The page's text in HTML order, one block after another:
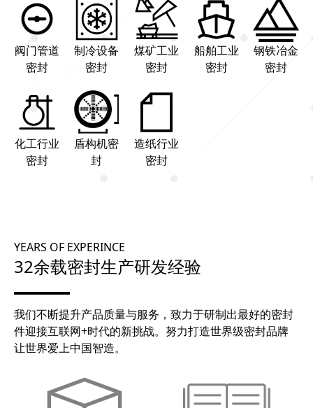
阀门管道
密封
制冷设备
密封
煤矿工业
密封
船舶工业
密封
钢铁冶金
密封
化工行业
密封
盾构机密
封
造纸行业
密封
YEARS OF EXPERINCE
32余载密封生产研发经验
我们不断提升产品质量与服务，致力于研制出最好的密封
件迎接互联网+时代的新挑战。努力打造世界级密封品牌
让世界爱上中国智造。